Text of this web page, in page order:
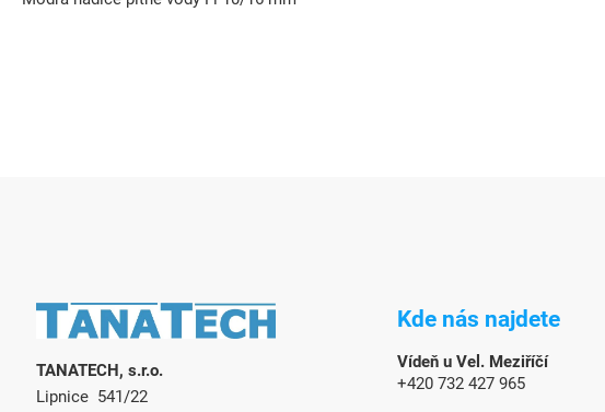
TANATECH, s.r.o.
Lipnice 541/22
Kde nás najdete
Vídeň u Vel. Meziříčí
+420 732 427 965